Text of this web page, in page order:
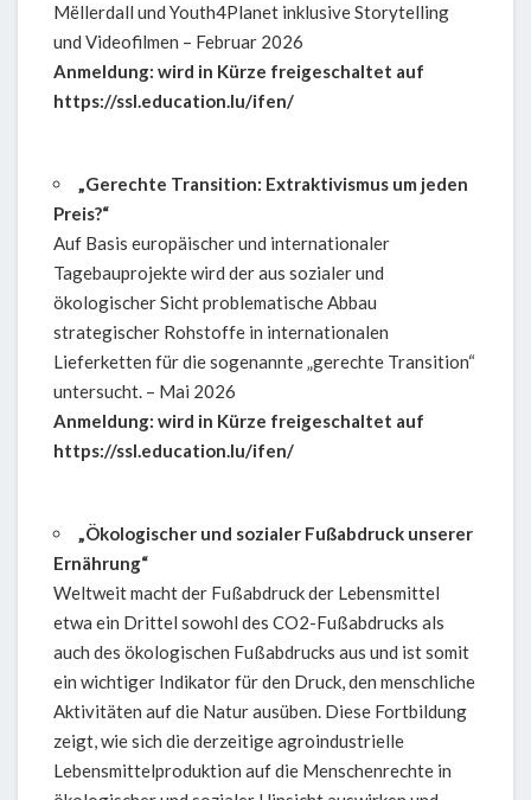
Mëllerdall und Youth4Planet inklusive Storytelling
und Videofilmen – Februar 2026
Anmeldung: wird in Kürze freigeschaltet auf
https://ssl.education.lu/ifen/
„Gerechte Transition: Extraktivismus um jeden
Preis?“
Auf Basis europäischer und internationaler
Tagebauprojekte wird der aus sozialer und
ökologischer Sicht problematische Abbau
strategischer Rohstoffe in internationalen
Lieferketten für die sogenannte „gerechte Transition“
untersucht. – Mai 2026
Anmeldung: wird in Kürze freigeschaltet auf
https://ssl.education.lu/ifen/
„Ökologischer und sozialer Fußabdruck unserer
Ernährung“
Weltweit macht der Fußabdruck der Lebensmittel
etwa ein Drittel sowohl des CO2-Fußabdrucks als
auch des ökologischen Fußabdrucks aus und ist somit
ein wichtiger Indikator für den Druck, den menschliche
Aktivitäten auf die Natur ausüben. Diese Fortbildung
zeigt, wie sich die derzeitige agroindustrielle
Lebensmittelproduktion auf die Menschenrechte in